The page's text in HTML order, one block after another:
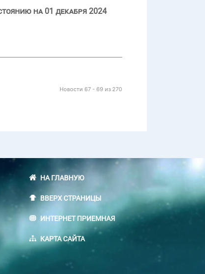
на 01 декабря 2024
Новости 67 - 69 из 270
НА ГЛАВНУЮ
ВВЕРХ СТРАНИЦЫ
ИНТЕРНЕТ ПРИЕМНАЯ
КАРТА САЙТА